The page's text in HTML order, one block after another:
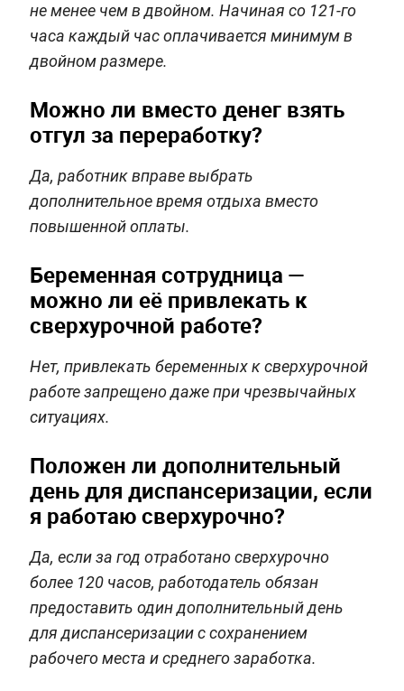
не менее чем в двойном. Начиная со 121-го
часа каждый час оплачивается минимум в
двойном размере.
Можно ли вместо денег взять
отгул за переработку?
Да, работник вправе выбрать
дополнительное время отдыха вместо
повышенной оплаты.
Беременная сотрудница —
можно ли её привлекать к
сверхурочной работе?
Нет, привлекать беременных к сверхурочной
работе запрещено даже при чрезвычайных
ситуациях.
Положен ли дополнительный
день для диспансеризации, если
я работаю сверхурочно?
Да, если за год отработано сверхурочно
более 120 часов, работодатель обязан
предоставить один дополнительный день
для диспансеризации с сохранением
рабочего места и среднего заработка.